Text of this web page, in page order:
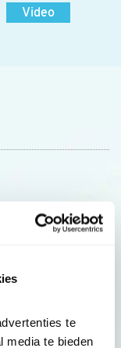
te
media te bieden
Video
acties en tips